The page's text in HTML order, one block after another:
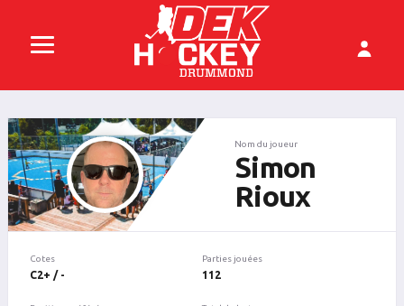
Nom du joueur
Simon
Rioux
Cotes
C2+ / -
Parties jouées
112